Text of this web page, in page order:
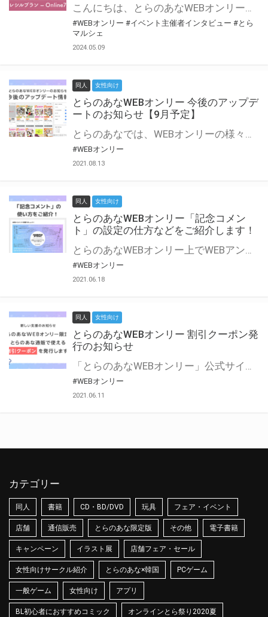
こんにちは、とらのあなWEBオンリー運営スタッフです。 新たにお届けする、イベント主催者インタビュー-マルシェ編-は、 とらのあなWEBオンリー「マルシェ」をご利用した主催様に 「マルシェ」を使って開催した感想や心がけをお聞きする企画です。 今回は、WEBオンリー開催7回目迎えた「マレシルプラン – Online7 –」より、 主催の玉川うた様にお話を伺いました。 ▼マレシルプランのインタビュー前回記事 「イベント主催者インタビュー vol.6」はこちら 協力：玉川うた様（マレシルプラン実行委員会 代表）／イベント公式Twitter（@mallesil_plan） とらのあなWEBオンリー「マルシェ」とは？ WEBオンリーでリアルタイムでコミュニケーションがとれるオンライン会場です。
#WEBオンリー #イベント主催者インタビュー #とら
マルシェ
2024.05.09
同人 女性向け
とらのあなWEBオンリー 今後のアップデ
ートのお知らせ【9月予定】
とらのあなでは、WEBオンリーの様々な支援を実施しています。 今回は2021年9月に実装を予定しているアップデート情報についてご紹介いたします。 とらのあなWEBオンリーサイトはこちら
#WEBオンリー
2021.08.13
同人 女性向け
とらのあなWEBオンリー「記念コメン
ト」の設定の仕方などをご紹介します！
とらのあなWEBオンリー上でWEBアンソロジーが作成できる「記念コメント」について、その使い方や作成手順を解説します！ 支援タイプを「サークル参加型」「サークル参加型・マルシェ(イベント会場)機能付き」でお申し込みいただいている主催者様はぜひご活用ください♪ とらのあなWEBオンリーサイトはこちら
#WEBオンリー
2021.06.18
同人 女性向け
とらのあなWEBオンリー 割引クーポン発
行のお知らせ
「とらのあなWEBオンリー」公式サイトでとらのあな通販の「割引クーポン」を配布中！ イベントごとに開催当日限定で使える割引クーポンのシリアルコードを発行します。 とらのあなWEBオンリーのページをチェックして、イベント当日にお得にお買い物を楽しみましょう♪ ※本キャンペーンは予告なく終了する場合がございます。 とらのあなWEBオンリーサイトはこちら
#WEBオンリー
2021.06.11
カテゴリー
同人 書籍 CD・BD/DVD 玩具 フェア・イベント
店舗 通信販売 とらのあな限定版 その他 電子書籍
キャンペーン イラスト展 店舗フェア・セール
女性向けサークル紹介 とらのあな×韓国 PCゲーム
一般ゲーム 女性向け アプリ
BL初心者におすすめコミック オンラインとら祭り2020夏